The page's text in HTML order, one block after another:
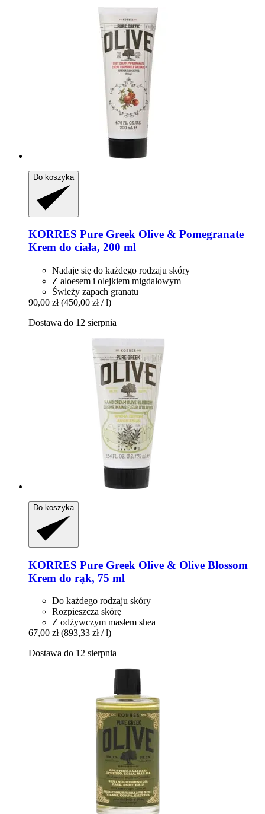
Do koszyka
KORRES Pure Greek Olive & Pomegranate
Krem do ciała, 200 ml
Nadaje się do każdego rodzaju skóry
Z aloesem i olejkiem migdałowym
Świeży zapach granatu
90,00 zł (450,00 zł / l)
Dostawa do 12 sierpnia
Do koszyka
KORRES Pure Greek Olive & Olive Blossom
Krem do rąk, 75 ml
Do każdego rodzaju skóry
Rozpieszcza skórę
Z odżywczym masłem shea
67,00 zł (893,33 zł / l)
Dostawa do 12 sierpnia